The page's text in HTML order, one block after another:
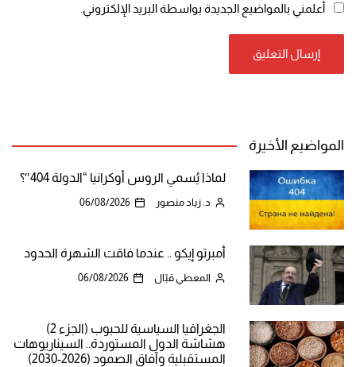
أعلمني بالمواضيع الجديدة بواسطة البريد الإلكتروني.
المواضيع الأخيرة
لماذا يُسمي الروس أوكرانيا “الدولة 404″؟
د. زياد منصور 06/08/2026
أمبرتو إيكو .. عندما فاقت الشهرة الحدود
المعطي قبّال 06/08/2026
الجغرافيا السياسية للحبوب (الجزء 2)
هشاشة الدول المستوردة.. السيناريوهات
المستقبلية وآفاق الصمود (2026-2030)